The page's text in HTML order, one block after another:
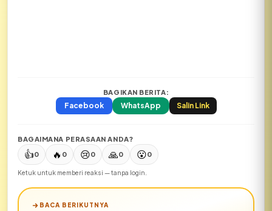
BAGIKAN BERITA:
Facebook WhatsApp Salin Link
BAGAIMANA PERASAAN ANDA?
👍0 🔥 0 😢0 🙏0 😮0
Ketuk untuk memberi reaksi — tanpa login.
BACA BERIKUTNYA